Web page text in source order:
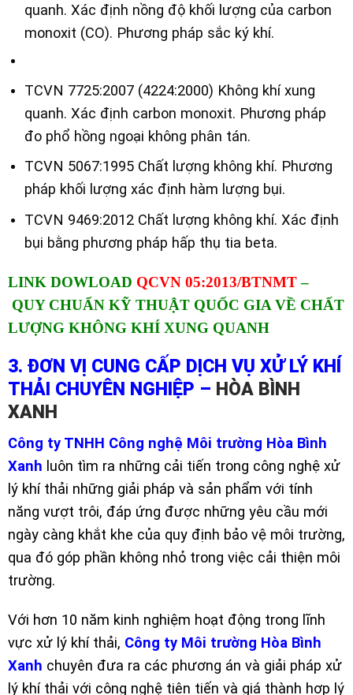
quanh. Xác định nồng độ khối lượng của carbon
monoxit (CO). Phương pháp sắc ký khí.
TCVN 7725:2007 (4224:2000) Không khí xung
quanh. Xác định carbon monoxit. Phương pháp
đo phổ hồng ngoại không phân tán.
TCVN 5067:1995 Chất lượng không khí. Phương
pháp khối lượng xác định hàm lượng bụi.
TCVN 9469:2012 Chất lượng không khí. Xác định
bụi bằng phương pháp hấp thụ tia beta.
LINK DOWLOAD QCVN 05:2013/BTNMT–
QUY CHUẨN KỸ THUẬT QUỐC GIA VỀ CHẤT
LƯỢNG KHÔNG KHÍ XUNG QUANH
3. ĐƠN VỊ CUNG CẤP DỊCH VỤ XỬ LÝ KHÍ
THẢI CHUYÊN NGHIỆP – HÒA BÌNH
XANH
Công ty TNHH Công nghệ Môi trường Hòa Bình
Xanh luôn tìm ra những cải tiến trong công nghệ xử
lý khí thải những giải pháp và sản phẩm với tính
năng vượt trôi, đáp ứng được những yêu cầu mới
ngày càng khắt khe của quy định bảo vệ môi trường,
qua đó góp phần không nhỏ trong việc cải thiện môi
trường.
Với hơn 10 năm kinh nghiệm hoạt động trong lĩnh
vực xử lý khí thải, Công ty Môi trường Hòa Bình
Xanh chuyên đưa ra các phương án và giải pháp xử
lý khí thải với công nghệ tiên tiến và giá thành hợp lý